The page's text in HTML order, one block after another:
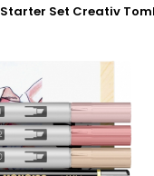
Starter Set Creativ